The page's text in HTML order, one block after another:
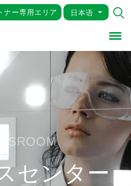
ナー専用エリア 日本语
Menu
センター